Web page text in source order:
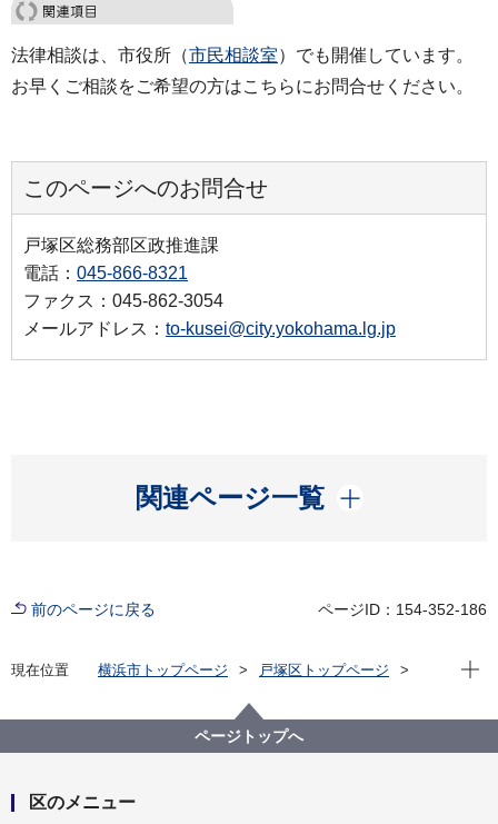
法律相談は、市役所（市民相談室）でも開催しています。
お早くご相談をご希望の方はこちらにお問合せください。
このページへのお問合せ
戸塚区総務部区政推進課
電話： 045-866-8321
ファクス：045-862-3054
メールアドレス： to-kusei@city.yokohama.lg.jp
関連ページ一覧
開く
前のページに戻る ページID：154-352-186
現在位置 横浜市トップページ
戸塚区トップページ
現在
ページトップへ
区のメニュー